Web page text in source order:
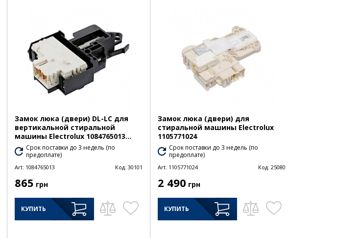
Замок люка (двери) DL-LC для
вертикальной стиральной
машины Electrolux 1084765013...
Срок поставки до 3 недель (по
предоплате)
Art: 1084765013 Код: 30101
865 грн
КУПИТЬ
Замок люка (двери) для
стиральной машины Electrolux
1105771024
Срок поставки до 3 недель (по
предоплате)
Art: 1105771024 Код: 25080
2 490 грн
КУПИТЬ